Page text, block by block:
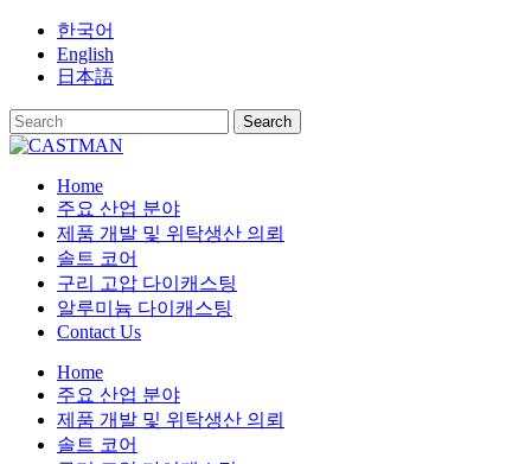
Skip
content
한국어
English
日本語
Home
주요 산업 분야
제품 개발 및 위탁생산 의뢰
솔트 코어
구리 고압 다이캐스팅
알루미늄 다이캐스팅
Contact Us
Home
주요 산업 분야
제품 개발 및 위탁생산 의뢰
솔트 코어